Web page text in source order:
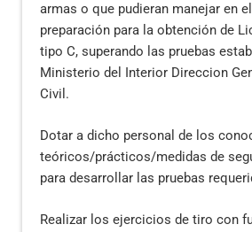
armas o que pudieran manejar en
preparación para la obtención de
tipo C, superando las pruebas
Ministerio del Interior Direccion
Civil.
Dotar a dicho personal de los
teóricos/prácticos/medidas de
para desarrollar las pruebas
Realizar los ejercicios de tiro con